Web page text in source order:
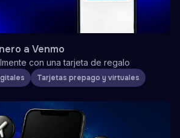
a Venmo
con una tarjeta de regalo
Tarjetas prepago y virtuales